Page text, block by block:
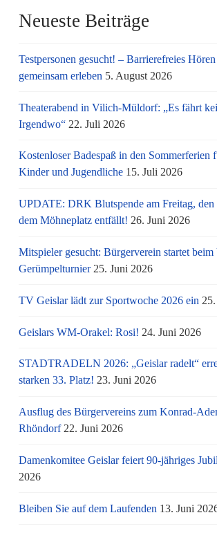
Neueste Beiträge
Testpersonen gesucht! – Barrierefreies
gemeinsam erleben 5. August 2026
Theaterabend in Vilich-Müldorf: „Es fährt
Irgendwo“ 22. Juli 2026
Kostenloser Badespaß in den Sommerferien
Kinder und Jugendliche 15. Juli 2026
UPDATE: DRK Blutspende am Freitag, den
dem Möhneplatz entfällt! 26. Juni 2026
Mitspieler gesucht: Bürgerverein startet
Gerümpelturnier 25. Juni 2026
TV Geislar lädt zur Sportwoche 2026 ein
Geislars WM-Orakel: Rosi! 24. Juni 2026
STADTRADELN 2026: „Geislar radelt“
starken 33. Platz! 23. Juni 2026
Ausflug des Bürgervereins zum Konrad-
Rhöndorf 22. Juni 2026
Damenkomitee Geislar feiert 90-jähriges
2026
Bleiben Sie auf dem Laufenden 13. Juni